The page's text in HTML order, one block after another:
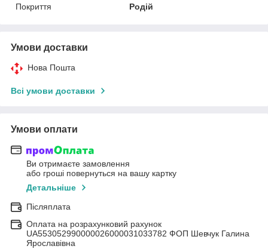
Покриття
Родій
Умови доставки
Нова Пошта
Всі умови доставки
Умови оплати
Ви отримаєте замовлення
або гроші повернуться на вашу картку
Детальніше
Післяплата
Оплата на розрахунковий рахунок
UA553052990000026000031033782 ФОП Шевчук Галина
Ярославівна